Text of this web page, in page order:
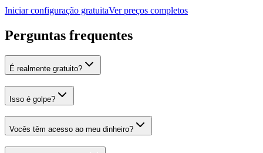
Iniciar configuração gratuitaVer preços completos
Perguntas frequentes
É realmente gratuito?
Isso é golpe?
Vocês têm acesso ao meu dinheiro?